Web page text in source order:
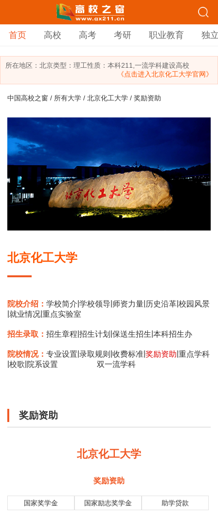
首页 高校 高考 考研 职业教育 独
所在地区： 北京类型： 理工性质：本科211,一流学科建设高校
《点击进入北京化工大学官网》
中国高校之窗 / 所有大学 / 北京化工大学 / 奖励资助
北京化工大学
院校介绍： 学校简介 学校领导 师资力量 历史沿革 校园风景
就业情况 重点实验室
招生录取： 招生章程 招生计划 保送生招生 本科招生办
院校情况： 专业设置 录取规则 收费标准 奖励资助 重点学科
校歌 院系设置 双一流学科
奖励资助
北京化工大学
奖励资助
国家奖学金 国家励志奖学金 助学贷款